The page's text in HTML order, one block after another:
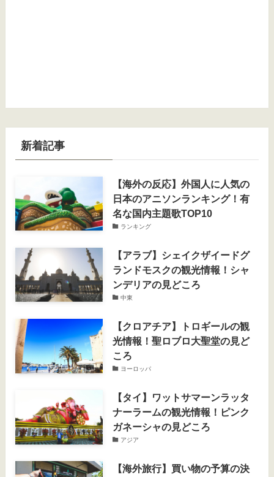
新着記事
【海外の反応】外国人に人気の
日本のアニソンランキング！有
名な国内主題歌TOP10
ランキング
【アラブ】シェイクザイードグ
ランドモスクの観光情報！シャ
ンデリアの見どころ
中東
【クロアチア】トロギールの観
光情報！聖ロブロ大聖堂の見ど
ころ
ヨーロッパ
【タイ】ワットサマーンラッタ
ナーラームの観光情報！ピンク
ガネーシャの見どころ
アジア
【海外旅行】買い物の予算の決